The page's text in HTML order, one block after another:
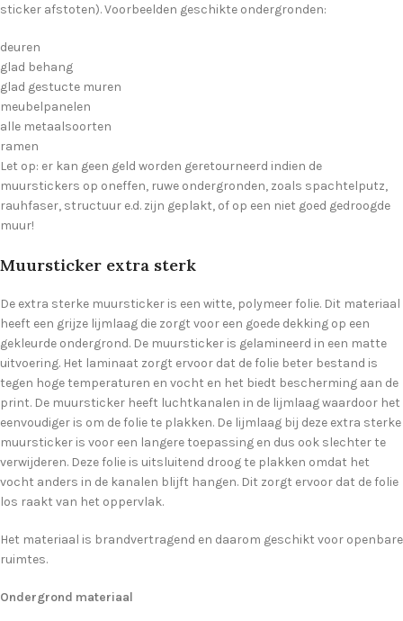
sticker afstoten). Voorbeelden geschikte ondergronden:
deuren
glad behang
glad gestucte muren
meubelpanelen
alle metaalsoorten
ramen
Let op: er kan geen geld worden geretourneerd indien de
muurstickers op oneffen, ruwe ondergronden, zoals spachtelputz,
rauhfaser, structuur e.d. zijn geplakt, of op een niet goed gedroogde
muur!
Muursticker extra sterk
De extra sterke muursticker is een witte, polymeer folie. Dit materiaal
heeft een grijze lijmlaag die zorgt voor een goede dekking op een
gekleurde ondergrond. De muursticker is gelamineerd in een matte
uitvoering. Het laminaat zorgt ervoor dat de folie beter bestand is
tegen hoge temperaturen en vocht en het biedt bescherming aan de
print. De muursticker heeft luchtkanalen in de lijmlaag waardoor het
eenvoudiger is om de folie te plakken. De lijmlaag bij deze extra sterke
muursticker is voor een langere toepassing en dus ook slechter te
verwijderen. Deze folie is uitsluitend droog te plakken omdat het
vocht anders in de kanalen blijft hangen. Dit zorgt ervoor dat de folie
los raakt van het oppervlak.
Het materiaal is brandvertragend en daarom geschikt voor openbare
ruimtes.
Ondergrond materiaal